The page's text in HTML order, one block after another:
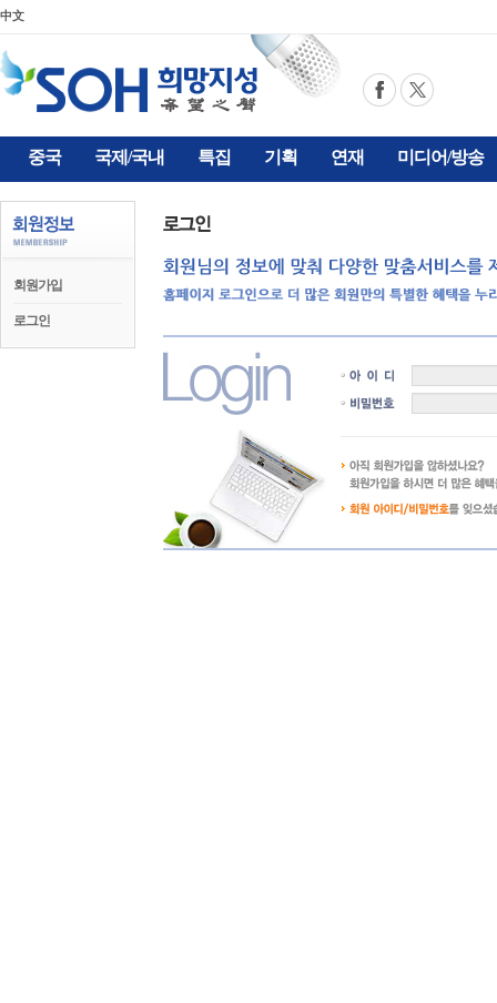
中文
중국 국제/국내 특집 기획 연재 미디어/방송
회원가입
로그인